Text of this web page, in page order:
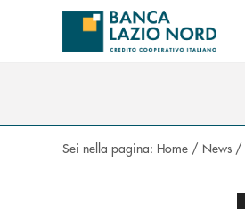
Salta al contenuto principale
Sei nella pagina: Home / News /